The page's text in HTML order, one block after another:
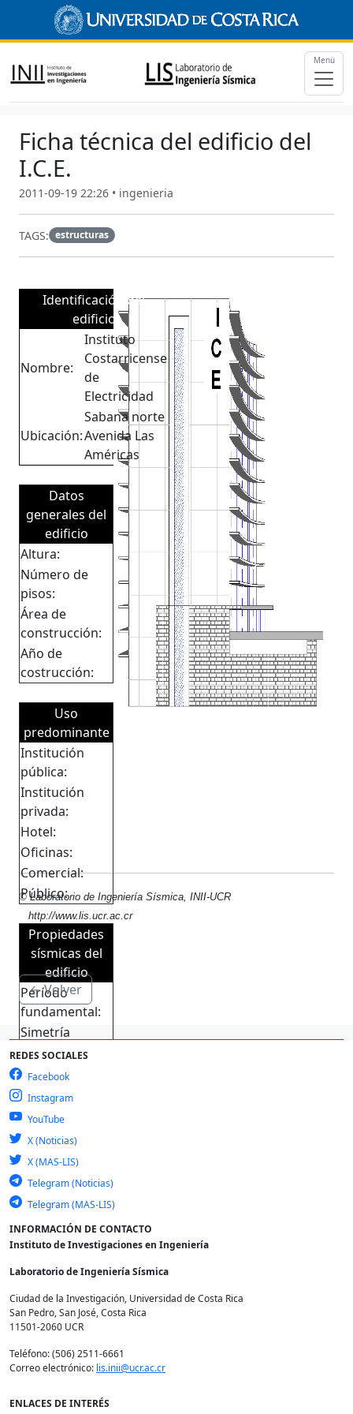
Menú
Ficha técnica del edificio del
I.C.E.
2011-09-19 22:26 • ingenieria
TAGS: estructuras
Identificación del
edificio
Nombre:
Instituto
Costarricense
de
Electricidad
Ubicación:
Sabana norte
Avenida Las
Américas
Datos
generales del
edificio
Altura:
Número de
pisos:
Área de
construcción:
Año de
costrucción:
Uso
predominante
Institución
pública:
Institución
privada:
Hotel:
Oficinas:
Comercial:
Público:
Propiedades
sísmicas del
edificio
Período
fundamental:
Simetría
Material:
Tipo de
fundación:
© Laboratorio de Ingeniería Sísmica, INII-UCR
http://www.lis.ucr.ac.cr
← Volver
REDES SOCIALES
Facebook
Instagram
YouTube
X (Noticias)
X (MAS-LIS)
Telegram (Noticias)
Telegram (MAS-LIS)
INFORMACIÓN DE CONTACTO
Instituto de Investigaciones en Ingeniería
Laboratorio de Ingeniería Sísmica
Ciudad de la Investigación, Universidad de Costa Rica
San Pedro, San José, Costa Rica
11501-2060 UCR
Teléfono: (506) 2511-6661
Correo electrónico: lis.inii@ucr.ac.cr
ENLACES DE INTERÉS